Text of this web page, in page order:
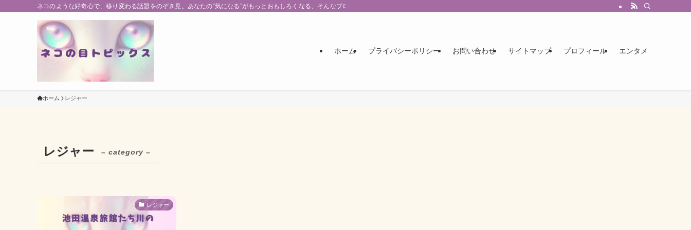
ネコのような好奇心で、移り変わる話題をのぞき見。あなたの“気になる”がもっとおもしろくなる、そんなブログです。
ホーム プライバシーポリシー お問い合わせ サイトマップ プロフィール エンタメ
ホーム レジャー
レジャー – category –
レジャー